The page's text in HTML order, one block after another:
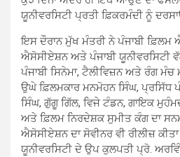
ਯੂਨੀਵਰਸਿਟੀ ਪ੍ਰਤੀ ਫ਼ਿਕਰਮੰਦੀ ਨੂੰ
ਇਸ ਦੌਰਾਨ ਮੁੱਖ ਮੰਤਰੀ ਨੇ ਪੰਜਾਬੀ ਫ਼ਿਲਮ
ਐਸੋਸੀਏਸ਼ਨ ਅਤੇ ਪੰਜਾਬੀ ਯੂਨੀਵਰਸਿਟੀ
ਪੰਜਾਬੀ ਸਿਨੇਮਾ, ਟੈਲੀਵਿਜ਼ਨ ਅਤੇ ਰੰਗ
ਉਘੇ ਫ਼ਿਲਮਕਾਰ ਮਨਮੋਹਨ ਸਿੰਘ, ਪ੍ਰਸਿੱਧ
ਸਿੰਘ, ਗੁੱਗੂ ਗਿੱਲ, ਵਿਜੇ ਟੰਡਨ, ਗਾਇਕ
ਅਤੇ ਫ਼ਿਲਮ ਨਿਰਦੇਸ਼ਕ ਸੁਮੀਤ ਕੰਗ ਦਾ
ਐਸੋਸੀਏਸ਼ਨ ਦਾ ਸੋਵੀਨਰ ਵੀ ਰੀਲੀਜ਼
ਯੂਨੀਵਰਸਿਟੀ ਦੇ ਉਪ ਕੁਲਪਤੀ ਪ੍ਰੋ.